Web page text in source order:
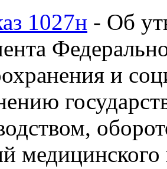
1027н - Об
и
медицинского